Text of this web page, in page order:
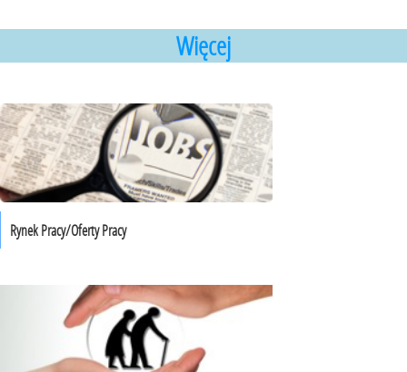
Więcej
Rynek Pracy/Oferty Pracy